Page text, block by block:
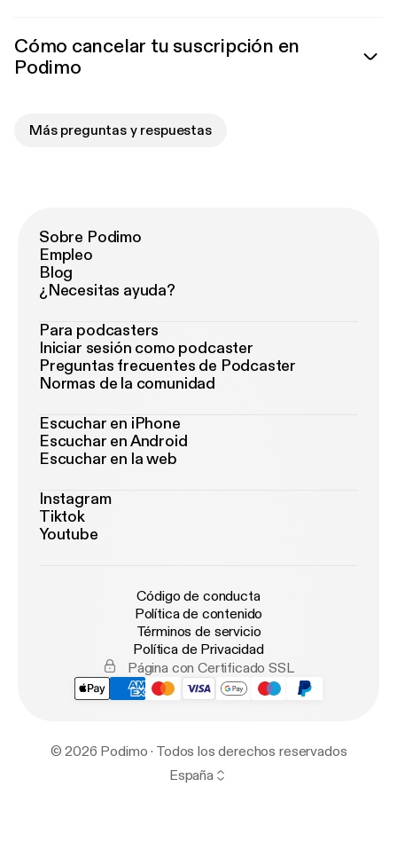
Cómo cancelar tu suscripción en
Podimo
Más preguntas y respuestas
Sobre Podimo
Empleo
Blog
¿Necesitas ayuda?
Para podcasters
Iniciar sesión como podcaster
Preguntas frecuentes de Podcaster
Normas de la comunidad
Escuchar en iPhone
Escuchar en Android
Escuchar en la web
Instagram
Tiktok
Youtube
Código de conducta
Política de contenido
Términos de servicio
Política de Privacidad
Página con Certificado SSL
© 2026 Podimo · Todos los derechos reservados
España